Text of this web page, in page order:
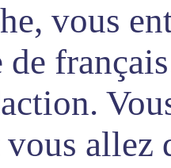
vous
allez